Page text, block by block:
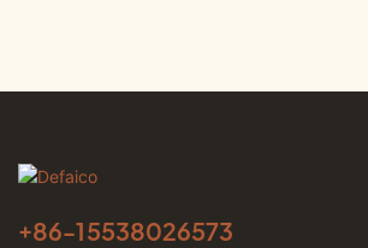
+86-15538026573